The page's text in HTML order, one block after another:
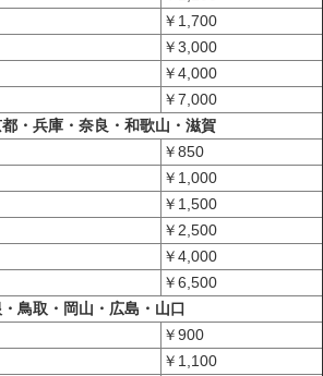
￥1,700
￥3,000
￥4,000
￥7,000
・兵庫・奈良・和歌山・滋賀
￥850
￥1,000
￥1,500
￥2,500
￥4,000
￥6,500
鳥取・岡山・広島・山口
￥900
￥1,100